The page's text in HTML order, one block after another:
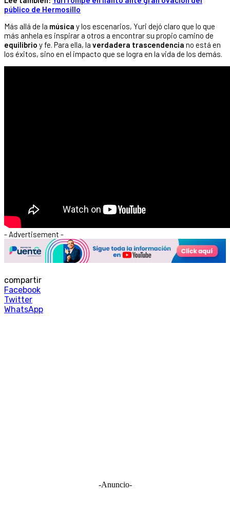
público de Hermosillo
Más allá de la música y los escenarios, Yuri dejó claro que lo que
más anhela es inspirar a otros a encontrar su propio camino de
equilibrio y fe. Para ella, la verdadera trascendencia no está en
los éxitos, sino en el impacto que se logra en la vida de los demás.
- Advertisement -
compartir
Facebook
Twitter
WhatsApp
-Anuncio-